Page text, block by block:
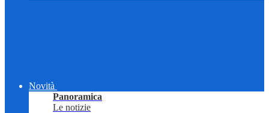
Novità
Panoramica
Le notizie